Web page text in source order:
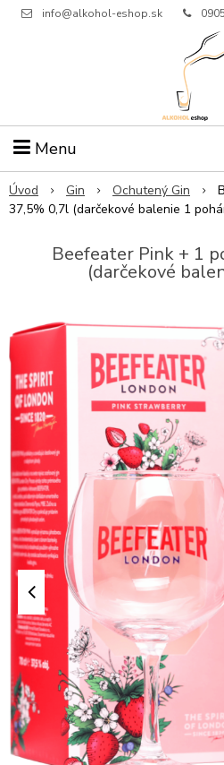
info@alkohol-eshop.sk
Menu
Úvod Gin Ochutený Gin
37,5% 0,7l (darčekové balenie 1
Beefeater Pink + 1
(darčekové